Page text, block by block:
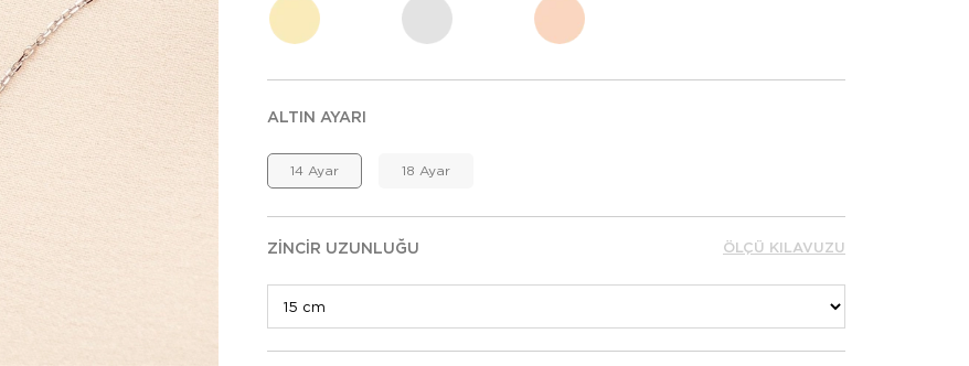
ALTIN AYARI
14 Ayar 18 Ayar
ZINCIR UZUNLUĞU ÖLÇÜ KILAVUZU